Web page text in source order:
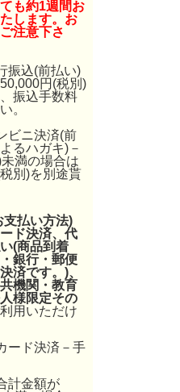
も約1週間お
します。お
注意下さ
振込(前払い)
円(税別)
振込手数料
。
ビニ決済(前
るハガキ)－
満の場合は
別)を別途貰
支払い方法)
ド決済、代
(商品到着
銀行・郵便
済です。 )、
機関・教育
様限定その
用いただけ
ード決済－手
計金額が